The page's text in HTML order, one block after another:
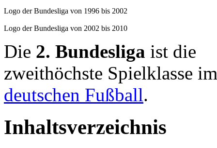
Logo der Bundesliga von 1996 bis 2002
Logo der Bundesliga von 2002 bis 2010
Die 2. Bundesliga ist die
zweithöchste Spielklasse im
deutschen Fußball.
Inhaltsverzeichnis